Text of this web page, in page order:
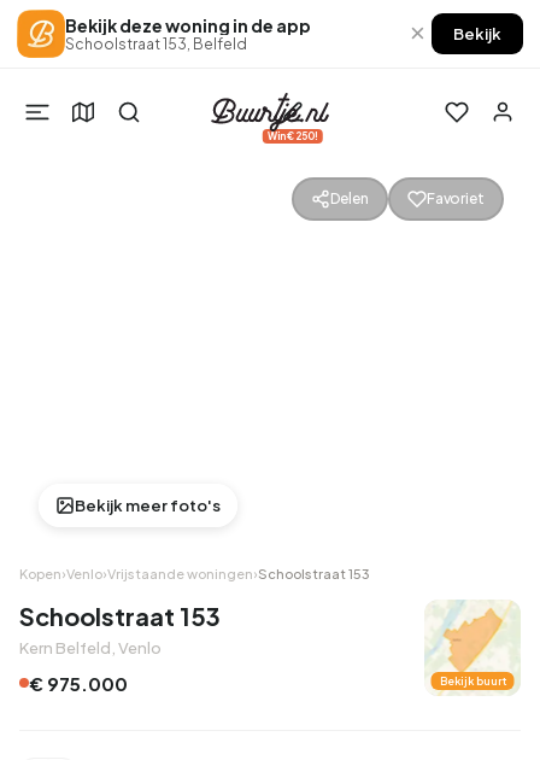
Bekijk deze woning in de app
Schoolstraat 153, Belfeld × Bekijk
Win €250!
Bekijk meer foto's
Delen Favoriet
Kopen›Venlo›Vrijstaande woningen›Schoolstraat 153
Schoolstraat 153
Kern Belfeld, Venlo
€ 975.000 Bekijk buurt